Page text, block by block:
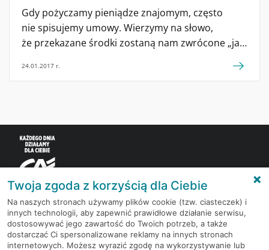
Gdy pożyczamy pieniądze znajomym, często
nie spisujemy umowy. Wierzymy na słowo,
że przekazane środki zostaną nam zwrócone „jak
ze zwrotem pieniędzy. Trudniej podjąć decyzję,
gdy znajomy, który prosi o pożyczkę, nie ma stałej
pracy i/lub boryka się z innymi problemami.
Najbardziej obawiamy się, […]
24.01.2017 r.
Korzystaj z bezpłatnych materiałów, które
przygotowują eksperci rynku finansowego.
Twoja zgoda z korzyścią dla Ciebie
Na naszych stronach używamy plików cookie (tzw. ciasteczek) i
innych technologii, aby zapewnić prawidłowe działanie serwisu,
dostosowywać jego zawartość do Twoich potrzeb, a także
dostarczać Ci spersonalizowane reklamy na innych stronach
internetowych. Możesz wyrazić zgodę na wykorzystywanie lub